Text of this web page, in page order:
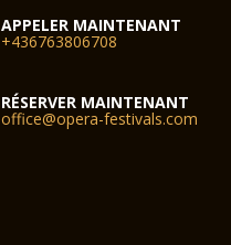
APPELER MAINTENANT
+436763806708
RÉSERVER MAINTENANT
office@opera-festivals.com